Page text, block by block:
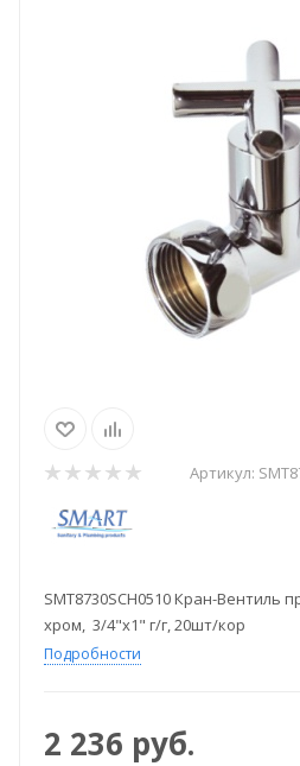
Артикул:
SMT8730SCH0510 Кран-Вентиль
хром, 3/4"х1" г/г, 20шт/кор
Подробности
2 236 руб.